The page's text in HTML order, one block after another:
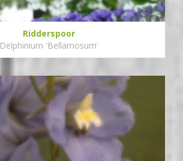
Ridderspoor
Delphinium 'Bellamosum'